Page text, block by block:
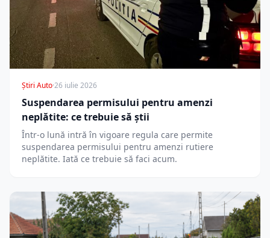
Știri Auto·26 iulie 2026
Suspendarea permisului pentru amenzi
neplătite: ce trebuie să știi
Într-o lună intră în vigoare regula care permite
suspendarea permisului pentru amenzi rutiere
neplătite. Iată ce trebuie să faci acum.